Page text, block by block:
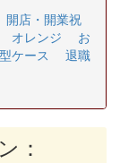
開店・開業祝
オレンジ
お
ケース
退職
：